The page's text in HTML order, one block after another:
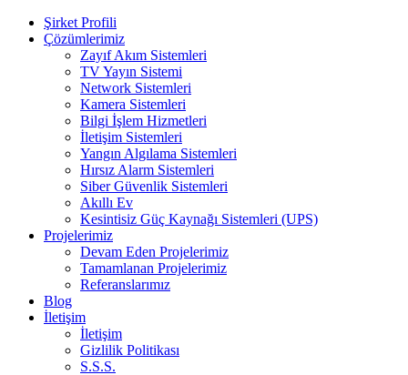
Şirket Profili
Çözümlerimiz
Zayıf Akım Sistemleri
TV Yayın Sistemi
Network Sistemleri
Kamera Sistemleri
Bilgi İşlem Hizmetleri
İletişim Sistemleri
Yangın Algılama Sistemleri
Hırsız Alarm Sistemleri
Siber Güvenlik Sistemleri
Akıllı Ev
Kesintisiz Güç Kaynağı Sistemleri (UPS)
Projelerimiz
Devam Eden Projelerimiz
Tamamlanan Projelerimiz
Referanslarımız
Blog
İletişim
İletişim
Gizlilik Politikası
S.S.S.